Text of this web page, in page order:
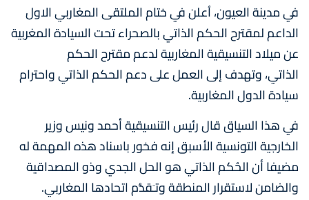
في مدينة العيون، اُعلن في ختام الملتقى المغاربي الاول
الداعم لمقترح الحكم الذاتي بالصحراء تحت السيادة المغربية
عن ميلاد التنسيقية المغاربية لدعم مقترح الحكم
الذاتي، وتهدف إلى العمل على دعم الحكم الذاتي واحترام
سيادة الدول المغاربية.
في هذا السياق قال رئيس التنسيقية أحمد ونيس وزير
الخارجية التونسية الأسبق إنه فخور باسناد هذه المهمة له
مضيفا أن الحُكم الذاتي هو الحل الجدي وذو المصداقية
والضامن لاستقرار المنطقة وتـَقدُّم اتحادها المغاربي.